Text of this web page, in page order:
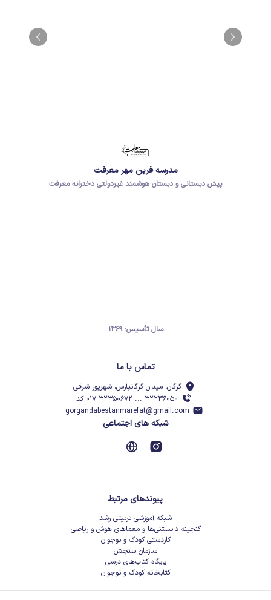
مدرسه فرین مهر معرفت
پیش دبستانی و دبستان هوشمند غیردولتی دخترانه معرفت
سال تأسیس: ۱۳۶۹
تماس با ما
گرگان، میدان گرگانپارس، شهریور شرقی
۳۲۲۳۶۰۵۰ ... ۳۲۳۵۰۶۷۲ ۰۱۷ کد
gorgandabestanmarefat@gmail.com
شبکه های اجتماعی
پیوندهای مرتبط
شبکه آموزشی تربیتی رشد
گنجینه دانستنی‌ها و معماهای هوش و ریاضی
کاردستی کودک و نوجوان
سازمان سنجش
پایگاه کتاب‌های درسی
کتابخانه کودک و نوجوان